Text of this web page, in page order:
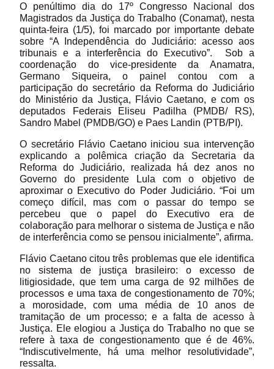
O penúltimo dia do 17º Congresso Nacional dos
Magistrados da Justiça do Trabalho (Conamat), nesta
quinta-feira (1/5), foi marcado por importante debate
sobre “A Independência do Judiciário: acesso aos
tribunais e a interferência do Executivo”. Sob a
coordenação do vice-presidente da Anamatra,
Germano Siqueira, o painel contou com a
participação do secretário da Reforma do Judiciário
do Ministério da Justiça, Flávio Caetano, e com os
deputados Federais Eliseu Padilha (PMDB/ RS),
Sandro Mabel (PMDB/GO) e Paes Landin (PTB/PI).
O secretário Flávio Caetano iniciou sua intervenção
explicando a polêmica criação da Secretaria da
Reforma do Judiciário, realizada há dez anos no
Governo do presidente Lula com o objetivo de
aproximar o Executivo do Poder Judiciário. “Foi um
começo difícil, mas com o passar do tempo se
percebeu que o papel do Executivo era de
colaboração para melhorar o sistema de Justiça e não
de interferência como se pensou inicialmente”, afirma.
Flávio Caetano citou três problemas que ele identifica
no sistema de justiça brasileiro: o excesso de
litigiosidade, que tem uma carga de 92 milhões de
processos e uma taxa de congestionamento de 70%;
a morosidade, com uma média de 10 anos de
tramitação de um processo; e a falta de acesso à
Justiça. Ele elogiou a Justiça do Trabalho no que se
refere à taxa de congestionamento que é de 46%.
“Indiscutivelmente, há uma melhor resolutividade”,
ressalta.